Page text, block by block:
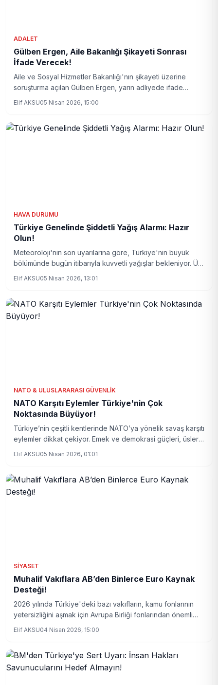
ADALET
Gülben Ergen, Aile Bakanlığı Şikayeti Sonrası
İfade Verecek!
Aile ve Sosyal Hizmetler Bakanlığı'nın şikayeti üzerine
soruşturma açılan Gülben Ergen, yarın adliyede ifade
Elif AKSU05 Nisan 2026, 15:00
HAVA DURUMU
Türkiye Genelinde Şiddetli Yağış Alarmı: Hazır
Olun!
Meteoroloji'nin son uyarılarına göre, Türkiye'nin büyük
bölümünde bugün itibarıyla kuvvetli yağışlar bekleniyor. Üç
Elif AKSU05 Nisan 2026, 13:01
NATO & ULUSLARARASI GÜVENLIK
NATO Karşıtı Eylemler Türkiye'nin Çok
Noktasında Büyüyor!
Türkiye’nin çeşitli kentlerinde NATO’ya yönelik savaş karşıtı
eylemler dikkat çekiyor. Emek ve demokrasi güçleri, üslerin
Elif AKSU05 Nisan 2026, 01:01
SIYASET
Muhalif Vakıflara AB’den Binlerce Euro Kaynak
Desteği!
2026 yılında Türkiye'deki bazı vakıfların, kamu fonlarının
yetersizliğini aşmak için Avrupa Birliği fonlarından önemli
Elif AKSU04 Nisan 2026, 15:00